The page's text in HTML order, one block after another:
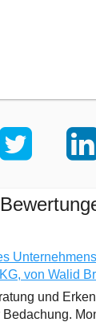
von Walid
und
Bedachung.